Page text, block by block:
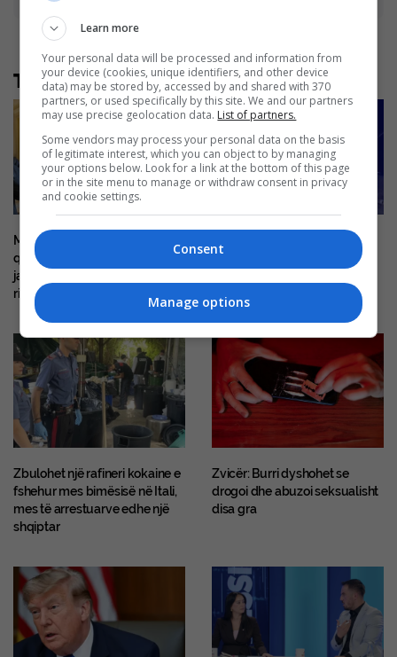
Të tjera nga rubrika
Mitch McConnell del nga
qendra e rehabilitimit pas disa
javësh, e paqartë kur do të
rikthehet në Senat
E dhimbshme, 38-vjeçari nga
Kosova humb jetën në një
Zbulohet një rafineri kokaine e
fshehur mes bimësisë në Itali,
mes të arrestuarve edhe një
shqiptar
Zvicër: Burri dyshohet se
drogoi dhe abuzoi seksualisht
disa gra
Learn more
Your personal data will be processed and information from
your device (cookies, unique identifiers, and other device
data) may be stored by, accessed by and shared with 370
partners, or used specifically by this site. We and our partners
may use precise geolocation data. List of partners.
Some vendors may process your personal data on the basis
of legitimate interest, which you can object to by managing
your options below. Look for a link at the bottom of this page
or in the site menu to manage or withdraw consent in privacy
and cookie settings.
Consent
Manage options